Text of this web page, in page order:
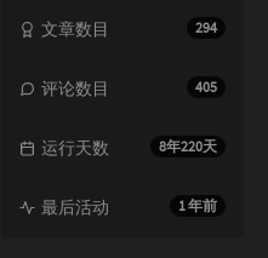
294
文章数目
405
评论数目
8年220天
运行天数
1 年前
最后活动